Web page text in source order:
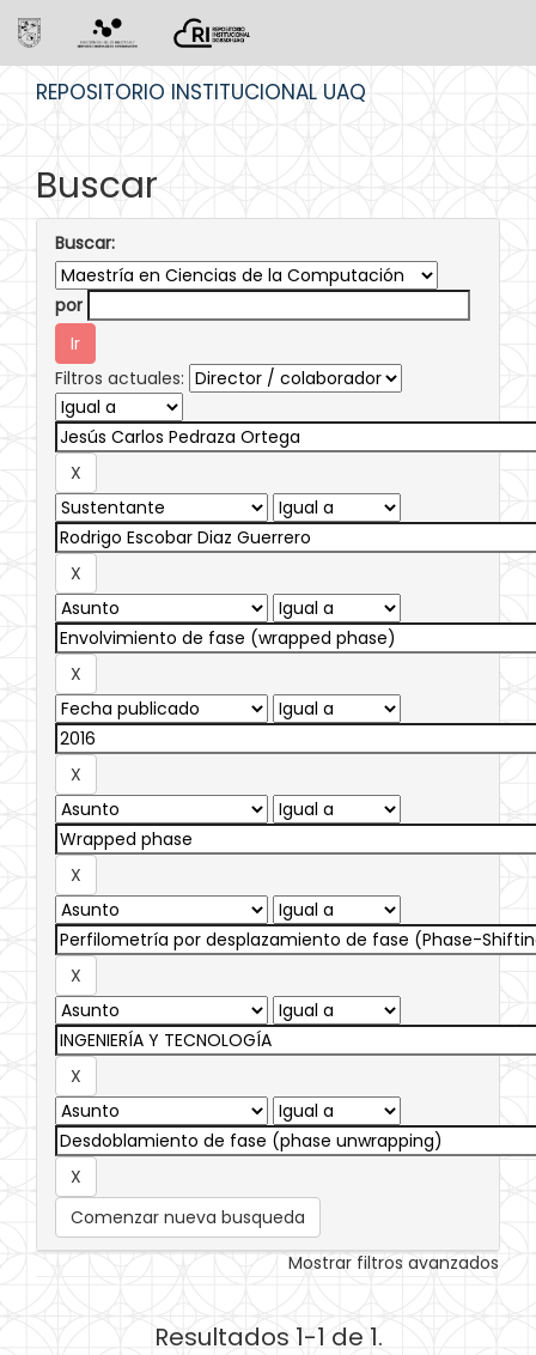
REPOSITORIO INSTITUCIONAL UAQ
Buscar
Buscar:
por
Filtros actuales:
Comenzar nueva busqueda
Mostrar filtros avanzados
Resultados 1-1 de 1.